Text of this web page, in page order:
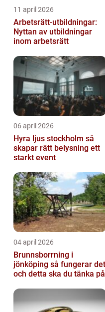
11 april 2026
Arbetsrätt-utbildningar:
Nyttan av utbildningar
inom arbetsrätt
06 april 2026
Hyra ljus stockholm så
skapar rätt belysning ett
starkt event
04 april 2026
Brunnsborrning i
jönköping så fungerar det
och detta ska du tänka på